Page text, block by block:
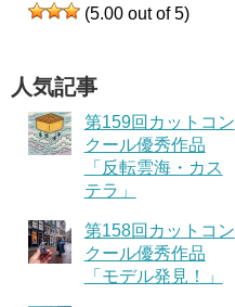
(5.00 out of 5)
人気記事
第159回カットコン
クール優秀作品
「反転雲海・カス
テラ」
第158回カットコン
クール優秀作品
「モデル発見！」